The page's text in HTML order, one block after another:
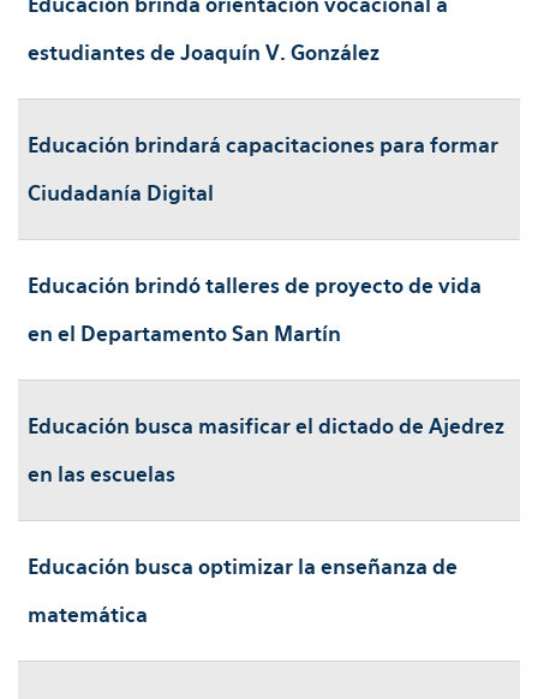
Educación brinda orientación vocacional a
estudiantes de Joaquín V. González
Educación brindará capacitaciones para formar
Ciudadanía Digital
Educación brindó talleres de proyecto de vida
en el Departamento San Martín
Educación busca masificar el dictado de Ajedrez
en las escuelas
Educación busca optimizar la enseñanza de
matemática